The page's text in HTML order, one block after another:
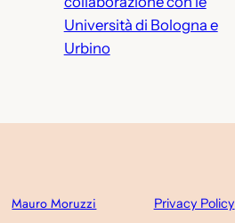
Università di Bologna e
Urbino
Mauro Moruzzi Privacy Policy